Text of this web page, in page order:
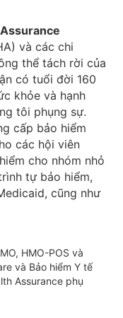
và các chi
thể tách rời của
có tuổi đời 160
khỏe và hạnh
tôi phụng sự.
cấp bảo hiểm
các hội viên
cho nhóm nhỏ
tự bảo hiểm,
cũng như
HMO-POS và
và Bảo hiểm Y tế
Assurance phụ